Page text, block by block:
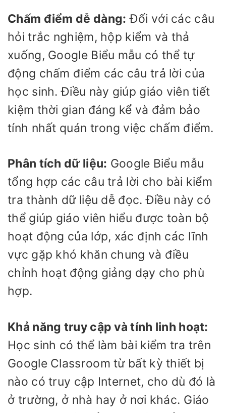
Chấm điểm dễ dàng: Đối với các câu
hỏi trắc nghiệm, hộp kiểm và thả
xuống, Google Biểu mẫu có thể tự
động chấm điểm các câu trả lời của
học sinh. Điều này giúp giáo viên tiết
kiệm thời gian đáng kể và đảm bảo
tính nhất quán trong việc chấm điểm.
Phân tích dữ liệu: Google Biểu mẫu
tổng hợp các câu trả lời cho bài kiểm
tra thành dữ liệu dễ đọc. Điều này có
thể giúp giáo viên hiểu được toàn bộ
hoạt động của lớp, xác định các lĩnh
vực gặp khó khăn chung và điều
chỉnh hoạt động giảng dạy cho phù
hợp.
Khả năng truy cập và tính linh hoạt:
Học sinh có thể làm bài kiểm tra trên
Google Classroom từ bất kỳ thiết bị
nào có truy cập Internet, cho dù đó là
ở trường, ở nhà hay ở nơi khác. Giáo